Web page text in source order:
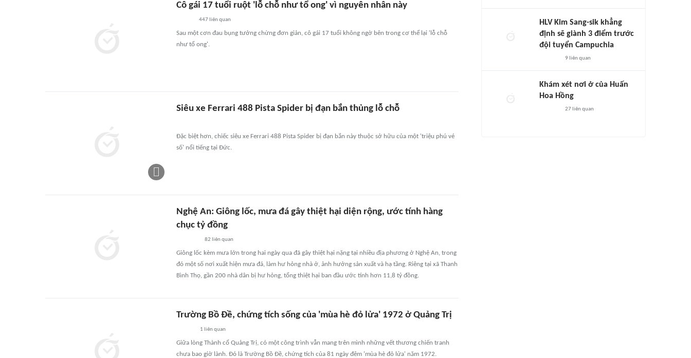
Cô gái 17 tuổi ruột 'lỗ chỗ như tổ ong' vì nguyên nhân này
447 liên quan
Sau một cơn đau bụng tưởng chừng đơn giản, cô gái 17 tuổi không ngờ bên trong cơ thể lại 'lỗ chỗ
như tổ ong'.
Siêu xe Ferrari 488 Pista Spider bị đạn bắn thủng lỗ chỗ
Đặc biệt hơn, chiếc siêu xe Ferrari 488 Pista Spider bị đạn bắn này thuộc sở hữu của một 'triệu phú vé
số' nổi tiếng tại Đức.
Nghệ An: Giông lốc, mưa đá gây thiệt hại diện rộng, ước tính hàng
chục tỷ đồng
82 liên quan
Giông lốc kèm mưa lớn trong hai ngày qua đã gây thiệt hại nặng tại nhiều địa phương ở Nghệ An, trong
đó một số nơi xuất hiện mưa đá, làm hư hỏng nhà ở, ảnh hưởng sản xuất và hạ tầng. Riêng tại xã Thanh
Bình Thọ, gần 200 nhà dân bị hư hỏng, tổng thiệt hại ban đầu ước tính hơn 11,8 tỷ đồng.
Trường Bồ Đề, chứng tích sống của 'mùa hè đỏ lửa' 1972 ở Quảng Trị
1 liên quan
Giữa lòng Thành cổ Quảng Trị, có một công trình vẫn mang trên mình những vết thương chiến tranh
chưa bao giờ lành. Đó là Trường Bồ Đề, chứng tích của 81 ngày đêm 'mùa hè đỏ lửa' năm 1972.
HLV Kim Sang-sik khẳng
định sẽ giành 3 điểm trước
đội tuyển Campuchia
9 liên quan
Khám xét nơi ở của Huấn
Hoa Hồng
27liên quan